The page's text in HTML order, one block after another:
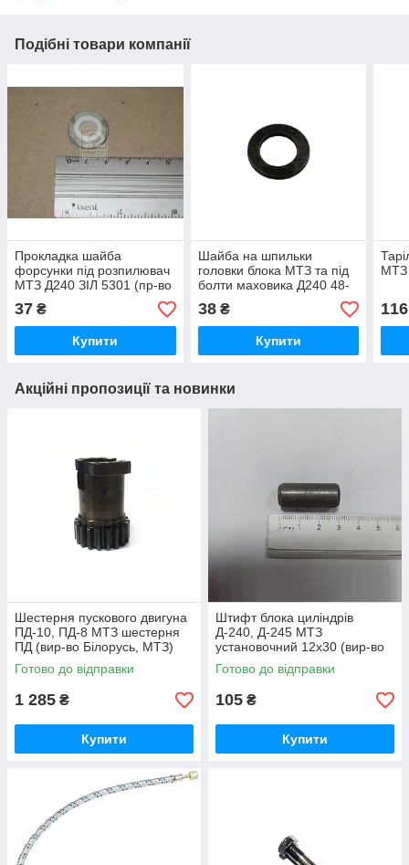
Подібні товари компанії
Прокладка шайба
форсунки під розпилювач
МТЗ Д240 ЗІЛ 5301 (пр-во
37 ₴
Купити
Шайба на шпильки
головки блока МТЗ та під
болти маховика Д240 48-
38₴
Купити
МТЗ
116
Акційні пропозиції та новинки
Шестерня пускового двигуна
ПД-10, ПД-8 МТЗ шестерня
ПД (вир-во Білорусь, МТЗ)
50-1024092-2А /
5010240922А
Готово до відправки
1 285 ₴
Купити
Штифт блока циліндрів
Д-240, Д-245 МТЗ
установочний 12х30 (вир-во
Україна) 50-1002034 / 50-
1002034-А
Готово до відправки
105 ₴
Купити